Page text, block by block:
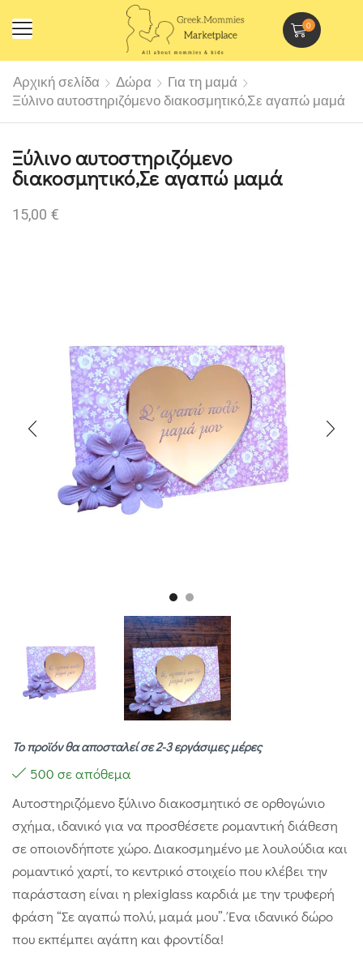
0
Αρχική σελίδα Δώρα
Για τη μαμά
Ξύλινο αυτοστηριζόμενο διακοσμητικό,Σε αγαπώ μαμά
Ξύλινο αυτοστηριζόμενο
διακοσμητικό,Σε αγαπώ μαμά
15,00 €
Το προϊόν θα αποσταλεί σε 2-3 εργάσιμες μέρες
500 σε απόθεμα
Αυτοστηριζόμενο ξύλινο διακοσμητικό σε ορθογώνιο
σχήμα, ιδανικό για να προσθέσετε ρομαντική διάθεση
σε οποιονδήποτε χώρο. Διακοσμημένο με λουλούδια και
ρομαντικό χαρτί, το κεντρικό στοιχείο που κλέβει την
παράσταση είναι η plexiglass καρδιά με την τρυφερή
φράση “Σε αγαπώ πολύ, μαμά μου”. Ένα ιδανικό δώρο
που εκπέμπει αγάπη και φροντίδα!